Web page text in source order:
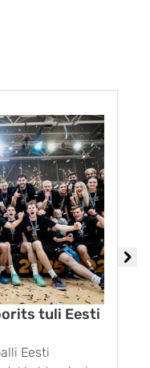
tuli Eesti
Eesti